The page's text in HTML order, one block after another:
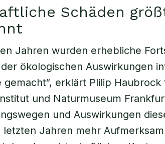
Schäden
Jahren wurden erhebliche
ökologischen Auswirkungen
gemacht“, erklärt Plilip
und Naturmuseum
und Auswirkungen
letzten Jahren mehr